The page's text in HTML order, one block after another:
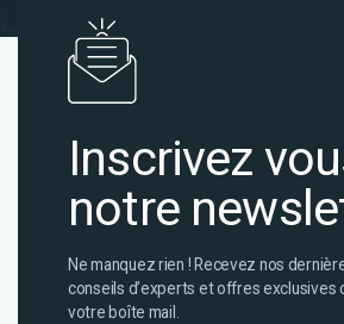
Inscrivez
notre
Ne manquez rien ! Recevez nos
conseils d’experts et offres exclusives
votre boîte mail.